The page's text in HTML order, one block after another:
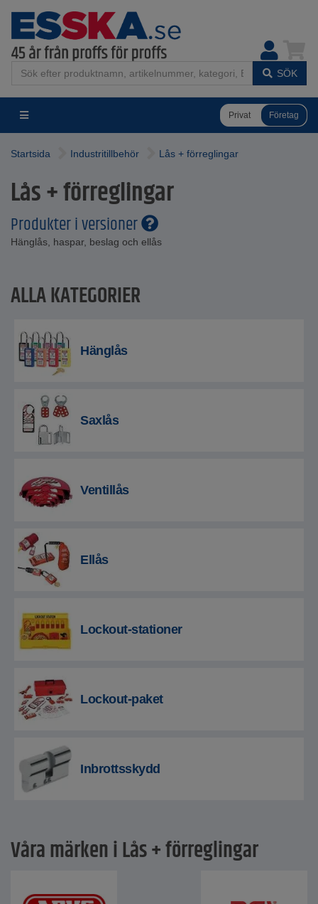
SÖK
Privat Företag
Startsida Industritillbehör Lås + förreglingar
Lås + förreglingar
Produkter i versioner
Hänglås, haspar, beslag och ellås
ALLA KATEGORIER
Hänglås
Saxlås
Ventillås
Ellås
Lockout-stationer
Lockout-paket
Inbrottsskydd
Våra märken i Lås + förreglingar